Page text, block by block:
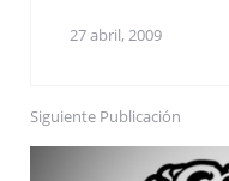
27 abril, 2009
Siguiente Publicación